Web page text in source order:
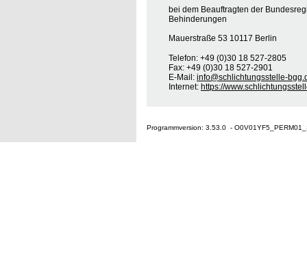
bei dem Beauftragten der
Behinderungen
Mauerstraße 53 10117 Berlin
Telefon: +49 (0)30 18 527-2805
Fax: +49 (0)30 18 527-2901
E-Mail: info@schlichtungsstelle-
Internet: https://
Programmversion: 3.53.0 -